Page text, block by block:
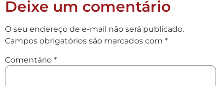
Deixe um comentário
O seu endereço de e-mail não será publicado.
Campos obrigatórios são marcados com *
Comentário *